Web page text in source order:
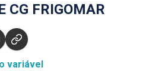
CG FRIGOMAR
variável